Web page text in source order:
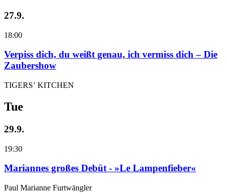
27.9.
18:00
Verpiss dich, du weißt genau, ich vermiss dich – Die
Zaubershow
TIGERS’ KITCHEN
Tue
29.9.
19:30
Mariannes großes Debüt - »Le Lampenfieber«
Paul Marianne Furtwängler